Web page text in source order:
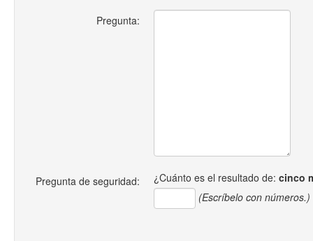
Pregunta:
Pregunta de seguridad: ¿Cuánto es el resultado de: cinco
(Escríbelo con números.)